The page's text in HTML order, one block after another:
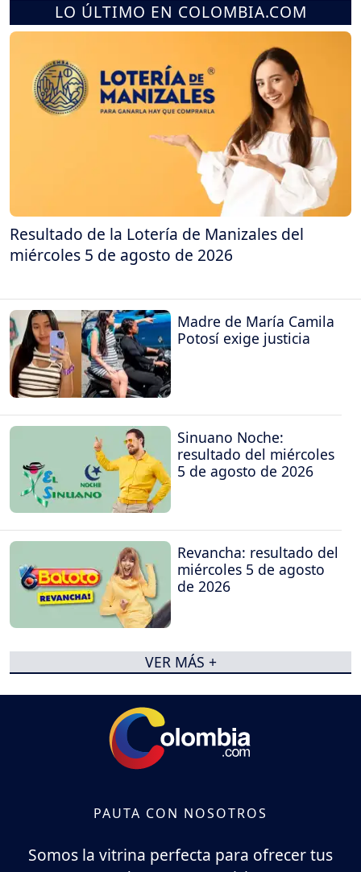
LO ÚLTIMO EN COLOMBIA.COM
Resultado de la Lotería de Manizales del
miércoles 5 de agosto de 2026
Madre de María Camila
Potosí exige justicia
Sinuano Noche:
resultado del miércoles
5 de agosto de 2026
Revancha: resultado del
miércoles 5 de agosto
de 2026
VER MÁS +
PAUTA CON NOSOTROS
Somos la vitrina perfecta para ofrecer tus